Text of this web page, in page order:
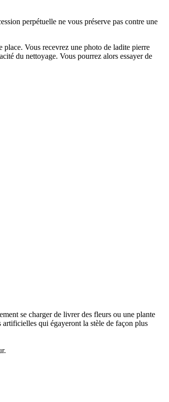
perpétuelle ne vous préserve pas contre une
Vous recevrez une photo de ladite pierre
du nettoyage. Vous pourrez alors essayer de
se charger de livrer des fleurs ou une plante
qui égayeront la stèle de façon plus